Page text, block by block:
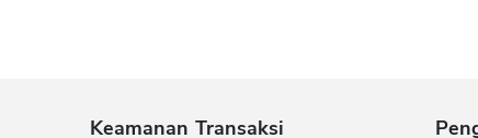
Keamanan Transaksi